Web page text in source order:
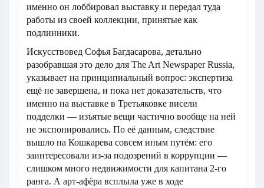
именно он лоббировал выставку и передал туда
работы из своей коллекции, принятые как
подлинники.
Искусствовед Софья Багдасарова, детально
разобравшая это дело для The Art Newspaper Russia,
указывает на принципиальный вопрос: экспертиза
ещё не завершена, и пока нет доказательств, что
именно на выставке в Третьяковке висели
подделки — изъятые вещи частично вообще на ней
не экспонировались. По её данным, следствие
вышло на Кошкарева совсем иным путём: его
заинтересовали из-за подозрений в коррупции —
слишком много недвижимости для капитана 2-го
ранга. А арт-афёра всплыла уже в ходе